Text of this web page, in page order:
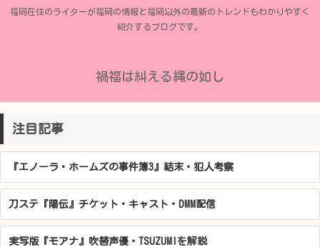
福岡在住のライターが福岡の情報と福岡以外の最新のトレンドもわかりやすく
紹介するブログです。
禍福は糾える縄の如し
注目記事
『エノーラ・ホームズの事件簿3』結末・犯人考察
刀ステ『陽伝』チケット・キャスト・DMM配信
実写版『モアナ』吹替声優・TSUZUMIを解説